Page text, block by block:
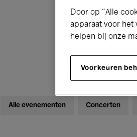
Alle evenementen Concerten
Door op “Alle
apparaat voor het
helpen bij onze
Voorkeuren